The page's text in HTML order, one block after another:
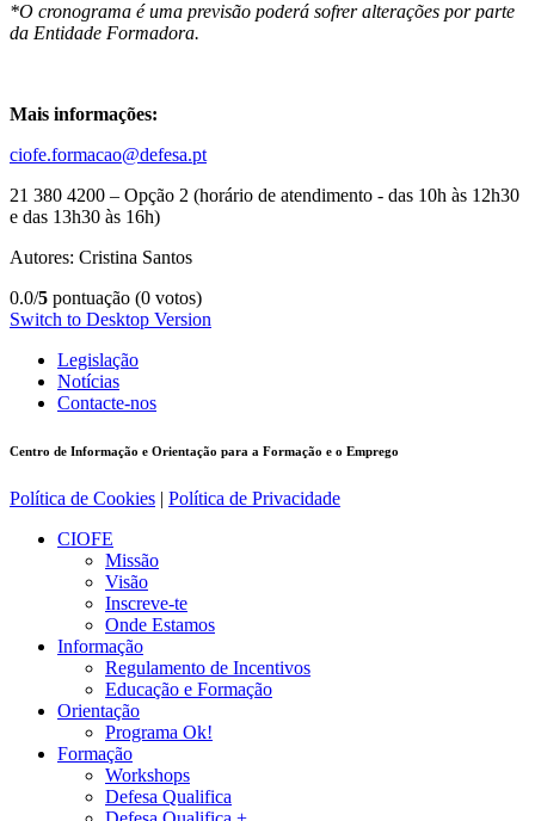
*O cronograma é uma previsão poderá sofrer alterações por parte
da Entidade Formadora.
Mais informações:
ciofe.formacao@defesa.pt
21 380 4200 – Opção 2 (horário de atendimento - das 10h às 12h30
e das 13h30 às 16h)
Autores: Cristina Santos
0.0/5 pontuação (0 votos)
Switch to Desktop Version
Legislação
Notícias
Contacte-nos
Centro de Informação e Orientação para a Formação e o Emprego
Política de Cookies | Política de Privacidade
CIOFE
Missão
Visão
Inscreve-te
Onde Estamos
Informação
Regulamento de Incentivos
Educação e Formação
Orientação
Programa Ok!
Formação
Workshops
Defesa Qualifica